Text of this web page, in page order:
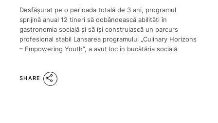
Desfășurat pe o perioada totală de 3 ani, programul
sprijină anual 12 tineri să dobândească abilități în
gastronomia socială și să își construiască un parcurs
profesional stabil Lansarea programului „Culinary Horizons
– Empowering Youth”, a avut loc în bucătăria socială
SHARE